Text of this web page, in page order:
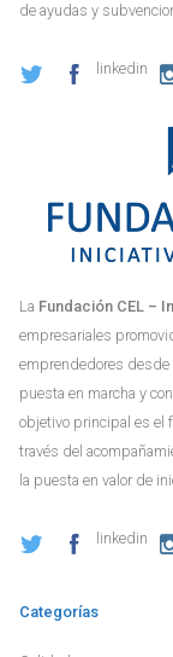
de ayudas y
linkedin
La Fundación CEL –
empresariales
emprendedores desde
puesta en marcha y
objetivo principal es el
través del
la puesta en valor de
linkedin
Categorías